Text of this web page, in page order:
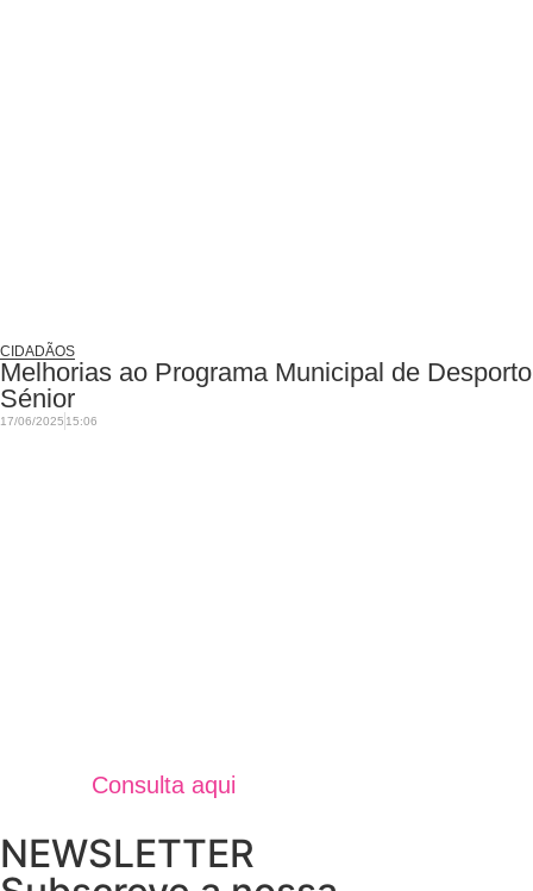
CIDADÃOS
Melhorias ao Programa Municipal de Desporto
Sénior
17/06/2025 15:06
Consulta aqui
NEWSLETTER